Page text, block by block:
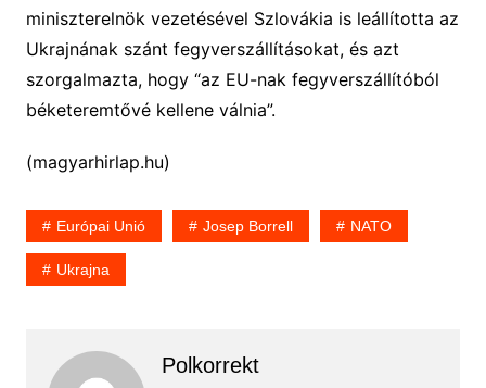
miniszterelnök vezetésével Szlovákia is leállította az
Ukrajnának szánt fegyverszállításokat, és azt
szorgalmazta, hogy “az EU-nak fegyverszállítóból
béketeremtővé kellene válnia”.
(magyarhirlap.hu)
Európai Unió Josep Borrell NATO
Ukrajna
Polkorrekt